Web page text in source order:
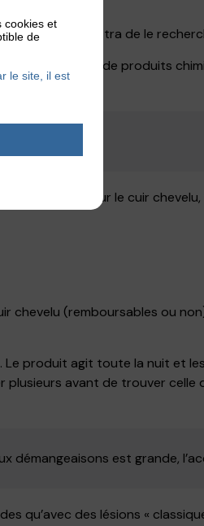
permettra de le
à ne pas utiliser de produits
agressives pour le cuir
chevelu (remboursables ou
produit agit toute la nuit et
plusieurs avant de trouver
démangeaisons est grande,
qu’avec des lésions «
cookies et
de
le site, il est